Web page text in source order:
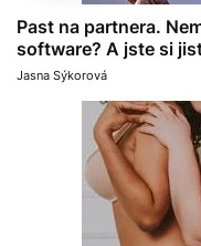
Past na partnera.
software? A jste si
Jasna Sýkorová